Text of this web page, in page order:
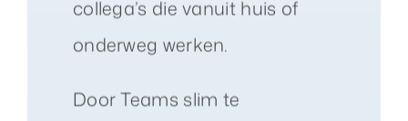
collega’s die vanuit huis of
onderweg werken.
Door Teams slim te